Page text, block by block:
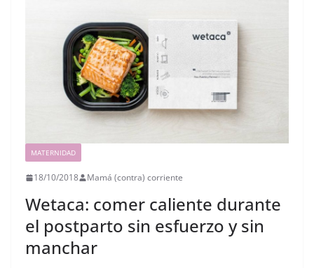
MATERNIDAD
18/10/2018 Mamá (contra) corriente
Wetaca: comer caliente durante
el postparto sin esfuerzo y sin
manchar